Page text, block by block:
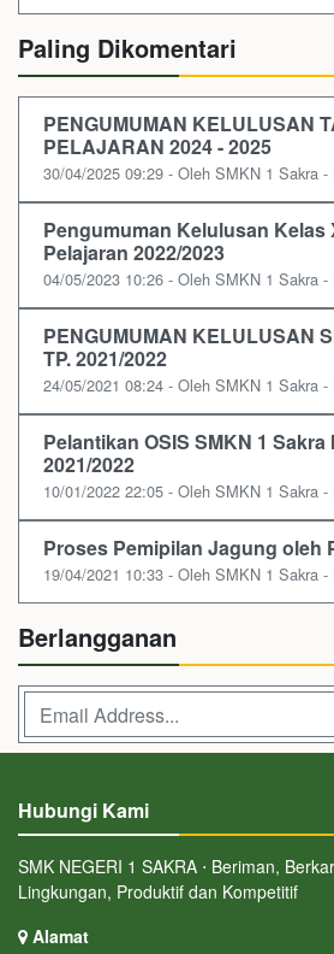
Paling Dikomentari
PENGUMUMAN KELULUSAN
PELAJARAN 2024 - 2025
30/04/2025 09:29 - Oleh SMKN 1 Sakra -
Pengumuman Kelulusan Kelas
Pelajaran 2022/2023
04/05/2023 10:26 - Oleh SMKN 1 Sakra -
PENGUMUMAN KELULUSAN
TP. 2021/2022
24/05/2021 08:24 - Oleh SMKN 1 Sakra -
Pelantikan OSIS SMKN 1 Sakra
2021/2022
10/01/2022 22:05 - Oleh SMKN 1 Sakra -
Proses Pemipilan Jagung oleh
19/04/2021 10:33 - Oleh SMKN 1 Sakra -
Berlangganan
Hubungi Kami
SMK NEGERI 1 SAKRA ⋅ Beriman,
Lingkungan, Produktif dan Kompetitif
Alamat